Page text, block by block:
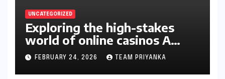
UNCATEGORIZED
Exploring the high-stakes
world of online casinos A
gambler’s guide
FEBRUARY 24, 2026 TEAM PRIYANKA